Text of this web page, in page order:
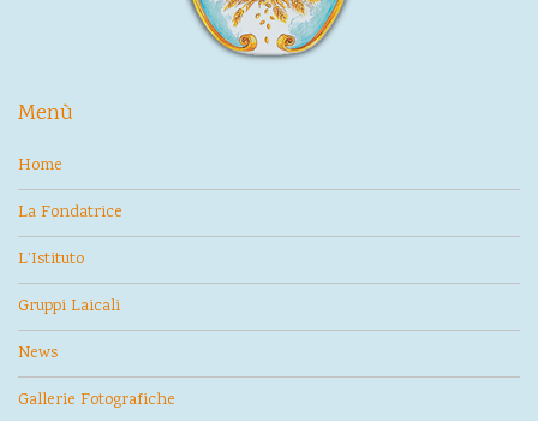
Menù
Home
La Fondatrice
L’Istituto
Gruppi Laicali
News
Gallerie Fotografiche